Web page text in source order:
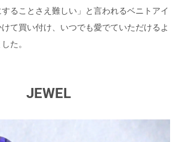
ることさえ難しい」と言われるベニトアイ
けて買い付け、いつでも愛でていただけるよ
た。
JEWEL